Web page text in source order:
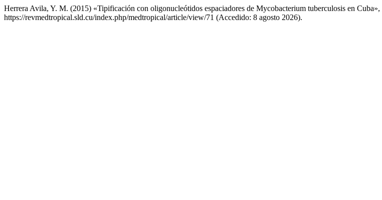
Herrera Avila, Y. M. (2015) «Tipificación con oligonucleótidos espaciadores de Mycobacterium tuberculosis en Cuba»,
https://revmedtropical.sld.cu/index.php/medtropical/article/view/71 (Accedido: 8 agosto 2026).